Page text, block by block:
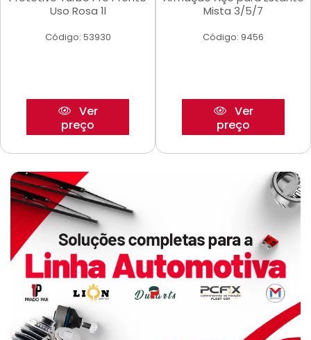
Uso Rosa 1l
Código: 53930
Ver
preço
Mista 3/5/7
Código: 9456
Ver
preço